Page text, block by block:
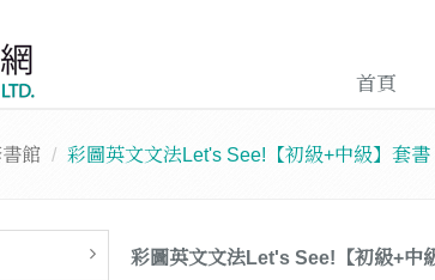
首頁
館 彩圖英文文法Let's See!【初級+中級】套
彩圖英文文法Let's See!【初級+中